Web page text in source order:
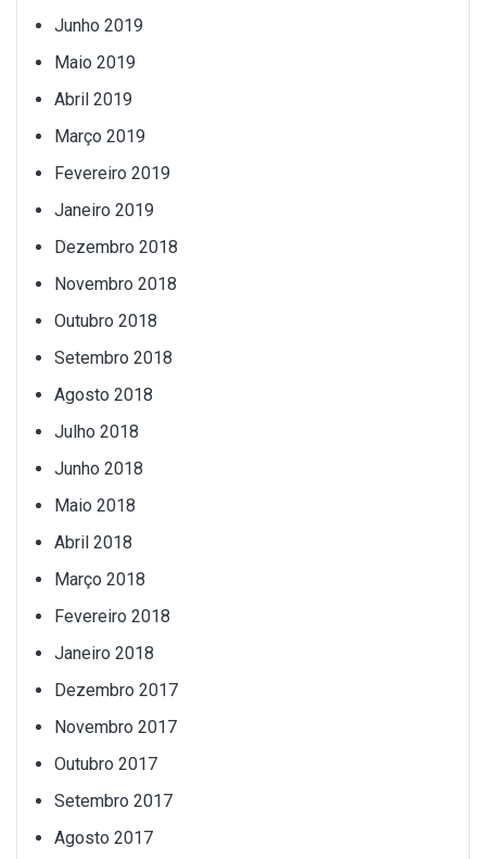
Junho 2019
Maio 2019
Abril 2019
Março 2019
Fevereiro 2019
Janeiro 2019
Dezembro 2018
Novembro 2018
Outubro 2018
Setembro 2018
Agosto 2018
Julho 2018
Junho 2018
Maio 2018
Abril 2018
Março 2018
Fevereiro 2018
Janeiro 2018
Dezembro 2017
Novembro 2017
Outubro 2017
Setembro 2017
Agosto 2017